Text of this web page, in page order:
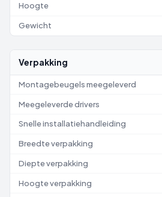
Hoogte
Gewicht
Verpakking
Montagebeugels meegeleverd
Meegeleverde drivers
Snelle installatiehandleiding
Breedte verpakking
Diepte verpakking
Hoogte verpakking